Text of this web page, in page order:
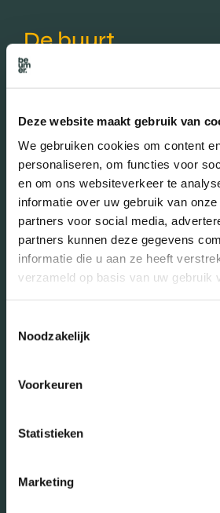
Deze website maakt gebruik van
We gebruiken cookies om content
personaliseren, om functies voor
en om ons websiteverkeer te
informatie over uw gebruik van
partners voor social media,
partners kunnen deze gegevens
informatie die u aan ze heeft
verzameld op basis van uw gebruik
Noodzakelijk
Voorkeuren
Statistieken
Marketing
De buurt
0 - 15
15 - 25
25 - 45
45 - 65
65+ jaar
Geslacht